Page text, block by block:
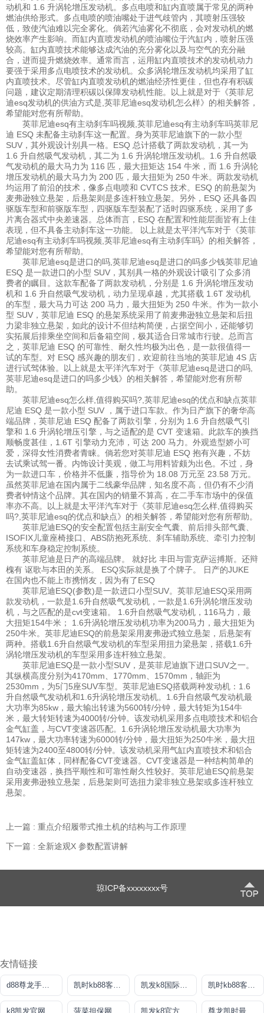
动机和 1.6 升涡轮增压发动机。多点电喷和缸内直喷属于常见的两种
燃油供给形式。多点电喷的喷油嘴处于进气歧管内，其喷射压强较
低，致使汽油难以完全雾化。倘若汽油雾化不彻底，会对发动机的燃
烧效率产生影响。而缸内直喷发动机的喷油嘴位于汽缸内，喷射压强
较高。缸内直喷技术能够达成汽油的充分雾化以及与空气的充分融
合，进而提升燃烧效率。通常而言，运用缸内直喷技术的发动机动力
要强于采用多点电喷技术的发动机。众多涡轮增压发动机均采用了缸
内直喷技术。尽管缸内直喷发动机的燃油经济性更佳，但也存有积碳
问题，建议定期清理积碳以保障发动机性能。以上就是对于《英菲尼
迪esq发动机的供油方式是,英菲尼迪esq发动机怎么样》的相关解答，
希望能对您有所帮助。
英菲尼迪esq有主动刹车吗视频,英菲尼迪esq有主动刹车吗英菲尼
迪 ESQ 未配备主动刹车这一配置。身为英菲尼迪旗下的一款小型
SUV，其外观设计别具一格。ESQ 总计搭载了两款发动机，其一为
1.6 升自然吸气发动机，其二为 1.6 升涡轮增压发动机。1.6 升自然吸
气发动机的最大马力为 116 匹，最大扭矩达 154 牛米，而 1.6 升涡轮
增压发动机的最大马力为 200 匹，最大扭矩为 250 牛米。两款发动机
均运用了前沿的技术，像多点电喷和 CVTCS 技术。ESQ 的前悬架为
麦弗逊独立悬架，后悬架则是多连杆独立悬架。另外，ESQ 还具备四
驱版车型和前驱版车型，四驱版车型装配了适时四驱系统，采用了多
片离合器式中央差速器。总体而言，ESQ 在配置和性能层面皆有上佳
表现，但不具备主动刹车这一功能。 以上就是太平洋汽车对于《英菲
尼迪esq有主动刹车吗视频,英菲尼迪esq有主动刹车吗》的相关解答，
希望能对您有所帮助。
英菲尼迪esq是进口的吗,英菲尼迪esq是进口的吗多少钱英菲尼迪
ESQ 是一款进口的小型 SUV，其别具一格的外观设计吸引了众多消
费者的瞩目。这款车配备了两款发动机，分别是 1.6 升涡轮增压发动
机和 1.6 升自然吸气发动机，动力呈现卓越，尤其搭载 1.6T 发动机
的车型，最大马力可达 200 马力，最大扭矩为 250 牛米。作为一款小
型 SUV，英菲尼迪 ESQ 的悬架系统采用了前麦弗逊独立悬架和后扭
力梁非独立悬架，如此的设计不但结构简便，占据空间小，还能够切
实拓展后排乘坐空间和后备箱空间，极其适合日常城市行驶。总而言
之，英菲尼迪 ESQ 的可靠性、耐久性均极为出色，是一款很值得一
试的车型。对 ESQ 感兴趣的朋友们，欢迎前往当地的英菲尼迪 4S 店
进行试驾体验。以上就是太平洋汽车对于《英菲尼迪esq是进口的吗,
英菲尼迪esq是进口的吗多少钱》的相关解答，希望能对您有所帮
助。
英菲尼迪esq怎么样,值得购买吗?,英菲尼迪esq的优点和缺点英菲
尼迪 ESQ 是一款小型 SUV ，属于进口车款。作为日产旗下的奢华高
端品牌，英菲尼迪 ESQ 配备了两款引擎，分别为 1.6 升自然吸气引
擎和 1.6 升涡轮增压引擎，与之适配的是 CVT 变速箱。此款车的换挡
顺畅度甚佳，1.6T 引擎动力充沛，可达 200 马力。外观造型娇小可
爱，深得女性消费者青睐。倘若您对英菲尼迪 ESQ 抱有兴趣，不妨
去试乘试驾一番。内饰设计美观，做工与用料皆颇为出色。不过，身
为一款进口车，价格并不低廉，指导价为 18.08 万元至 23.58 万元。
虽然英菲尼迪在国内属于二线豪华品牌，知名度不高，但仍有不少消
费者钟情这个品牌。其在国内的销量不算高，在二手车市场中的保值
率亦不高。以上就是太平洋汽车对于《英菲尼迪esq怎么样,值得购买
吗?,英菲尼迪esq的优点和缺点》的相关解答，希望能对您有所帮助。
英菲尼迪ESQ的安全配置包括主副安全气囊、前后排头部气囊、
ISOFIX儿童座椅接口、ABS防抱死系统、刹车辅助系统、牵引力控制
系统和车身稳定控制系统。
英菲尼迪是日产的高端品牌。 就好比 丰田与雷克萨运搏斯。还辩
槐有 讴歌与本田的关系。 ESQ实际就是换了个牌子。 日产的JUKE
在国内也不能上市携悄友，因为有了ESQ
英菲尼迪ESQ(参数)是一款进口小型SUV。英菲尼迪ESQ采用两
款发动机，一款是1.6升自然吸气发动机，一款是1.6升涡轮增压发动
机，与之匹配的是cvt变速箱。 1.6升自然吸气发动机，116马力，最
大扭矩154牛米； 1.6升涡轮增压发动机功率为200马力，最大扭矩为
250牛米。英菲尼迪ESQ的前悬架采用麦弗逊式独立悬架，后悬架有
两种。搭载1.6升自然吸气发动机的车型采用扭力梁悬架，搭载1.6升
涡轮增压发动机的车型采用多连杆独立悬架。
英菲尼迪ESQ是一款小型SUV，是英菲尼迪旗下进口SUV之一。
其纵横高度分别为4170mm、1770mm、1570mm，轴距为
2530mm，为5门5座SUV车型。英菲尼迪ESQ搭载两种发动机：1.6
升自然吸气发动机和1.6升涡轮增压发动机。1.6升自然吸气发动机最
大功率为85kw，最大输出转速为5600转/分钟，最大转矩为154牛
米，最大转矩转速为4000转/分钟。该发动机采用多点电喷技术和铝合
金气缸盖，与CVT变速器匹配。1.6升涡轮增压发动机最大功率为
147kw，最大功率转速为6000转/分钟，最大扭矩为250牛米，最大扭
矩转速为2400至4800转/分钟。该发动机采用气缸内直喷技术和铝合
金气缸盖缸体，同样配备CVT变速器。CVT变速器是一种结构简单的
自动变速器，换挡平顺性和可靠性耐久性较好。英菲尼迪ESQ前悬架
采用麦弗逊独立悬架，后悬架则可选扭力梁非独立悬架或多连杆独立
悬架。
上一篇 : 重点介绍履带式推土机的结构与工作原理
下一篇 : 全新途观X 参数配置讲解
琼ICP备xxxxxxxx号
友情链接
d88尊龙手机版认定AG发财网 凯时kb88客户端 凯发k8国际旗舰厅 凯时kb88客户端
菠菜担保网